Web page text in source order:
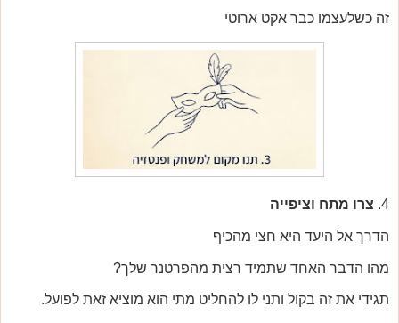
זה כשלעצמו כבר אקט ארוטי
4. צרו מתח וציפייה
הדרך אל היעד היא חצי מהכיף
מהו הדבר האחד שתמיד רצית מהפרטנר שלך?
תגידי את זה בקול ותני לו להחליט מתי הוא מוציא זאת לפועל.